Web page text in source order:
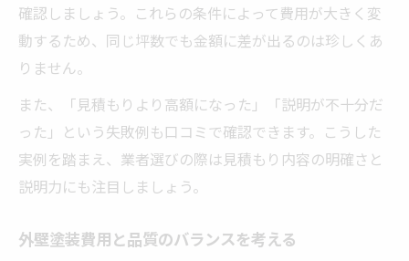
確認しましょう。これらの条件によって費用が大きく変
動するため、同じ坪数でも金額に差が出るのは珍しくあ
りません。
また、「見積もりより高額になった」「説明が不十分だ
った」という失敗例も口コミで確認できます。こうした
実例を踏まえ、業者選びの際は見積もり内容の明確さと
説明力にも注目しましょう。
外壁塗装費用と品質のバランスを考える